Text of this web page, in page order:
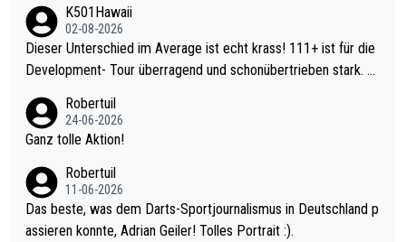
K501Hawaii
02-08-2026
Dieser Unterschied im Average ist echt krass! 111+ ist für die
Development- Tour überragend und schonübertrieben stark. U
mal 40+ erst recht. Da gewinnst keinen Blumentopf - ist ja noc
h krasser wie ein Pokalspiel eines Kreisligisten vs einem Bund
Robertuil
24-06-2026
Ganz tolle Aktion!
Robertuil
11-06-2026
Das beste, was dem Darts-Sportjournalismus in Deutschland p
assieren konnte, Adrian Geiler! Tolles Portrait :).